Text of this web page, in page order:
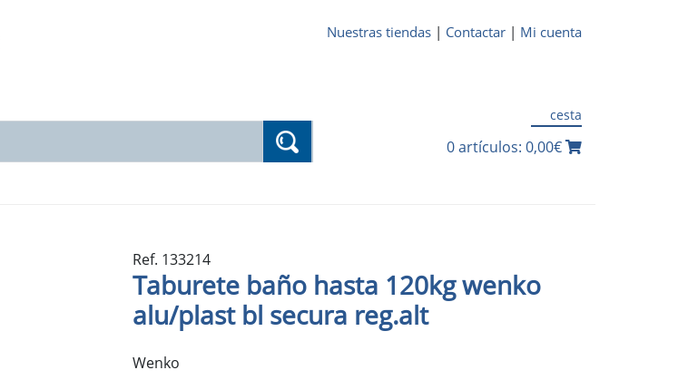
Nuestras tiendas | Contactar | Mi cuenta
cesta
0 artículos: 0,00€
Ref. 133214
Taburete baño hasta 120kg wenko
alu/plast bl secura reg.alt
Wenko